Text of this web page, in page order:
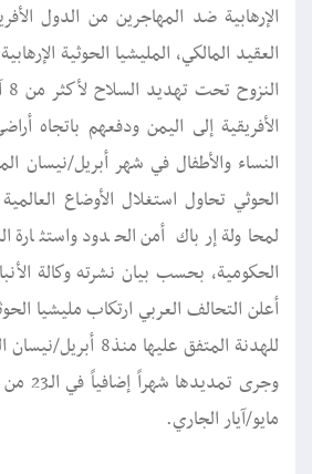
الإرهابية ضد المهاجرين من الدول
العقيد المالكي، المليشيا الحوثية
الأفريقية إلى اليمن ودفعهم باتجاه
النساء والأطفال في شهر أبريل/نيسان
الحوثي تحاول استغلال الأوضاع
لمحاولة إرباك أمن الحدود واستثارة
الحكومية، بحسب بيان نشرته وكالة
للهدنة المتفق عليها
مايو/آيار الجاري.